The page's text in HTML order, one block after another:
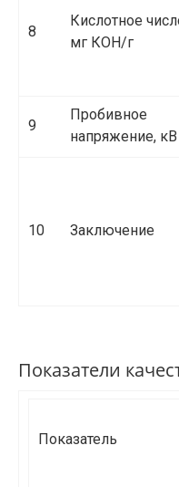
8
Кислотное
мг КОН/г
9
Пробивное
напряжение, кВ
10 Заключение
Показатели
Показатель